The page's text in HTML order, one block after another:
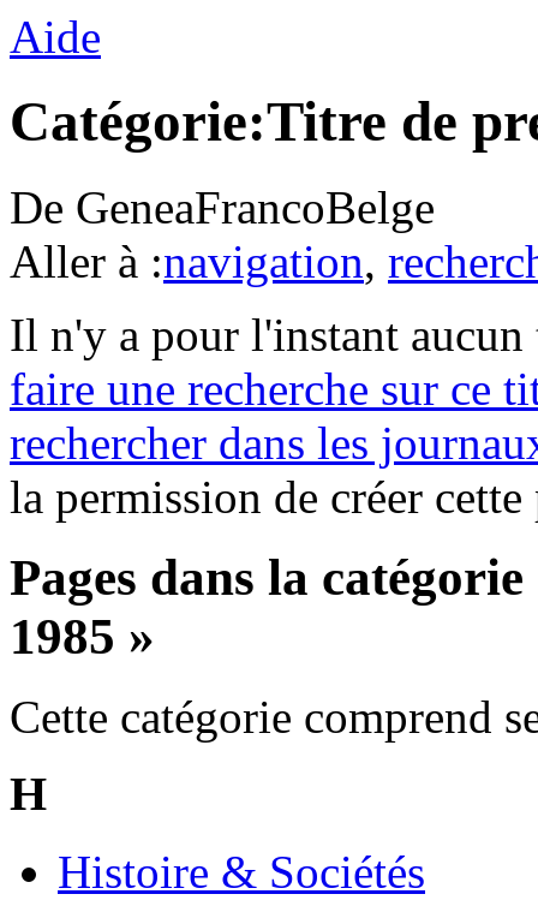
Aide
Catégorie:Titre de
De GeneaFrancoBelge
Aller à :navigation,
Il n'y a pour l'instant aucun
faire une recherche sur ce
rechercher dans les
la permission de créer cette
Pages dans la
1985 »
Cette catégorie comprend
H
Histoire & Sociétés